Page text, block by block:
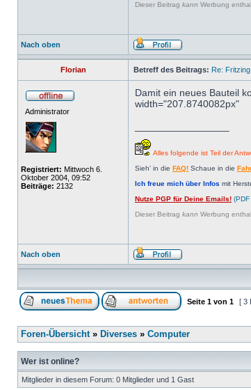
Dieser Beitrag kann Werbung
Nach oben
Florian Betreff des Beitrags: Re:
Administrator
Registriert: Mittwoch 6.
Oktober 2004, 09:52
Beiträge: 2132
Damit ein neues Bauteil
width="207.8740082px"
Alles folgende ist Teil der
Sieh' in die FAQ! Schaue in die
Ich freue mich über Infos mit
Nutze PGP für Deine Emails!
Dieser Beitrag kann Werbung
Nach oben
Seite 1 von 1 [ 3
Foren-Übersicht» Diverses » Computer
Wer ist online?
Mitglieder in diesem Forum: 0 Mitglieder und 1 Gast